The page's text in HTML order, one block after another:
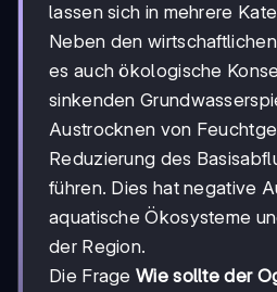
lassen sich in mehrere
Neben den
es auch ökologische
sinkenden
Austrocknen von
Reduzierung des
führen. Dies hat negative
aquatische Ökosysteme
der Region.
Die Frage Wie sollte der